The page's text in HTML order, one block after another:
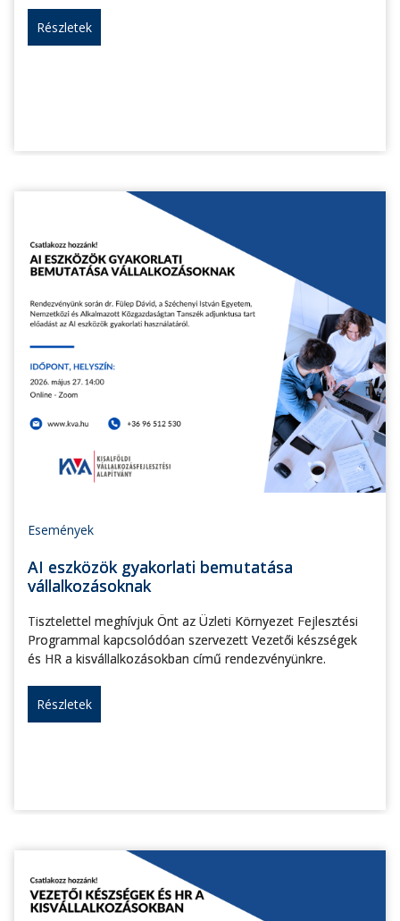
Részletek
Események
AI eszközök gyakorlati bemutatása
vállalkozásoknak
Tisztelettel meghívjuk Önt az Üzleti Környezet Fejlesztési
Programmal kapcsolódóan szervezett Vezetői készségek
és HR a kisvállalkozásokban című rendezvényünkre.
Részletek